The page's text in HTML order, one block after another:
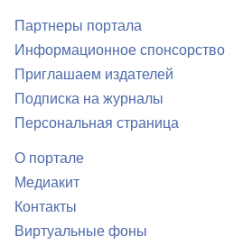
Партнеры портала
Информационное спонсорство
Приглашаем издателей
Подписка на журналы
Персональная страница
О портале
Медиакит
Контакты
Виртуальные фоны